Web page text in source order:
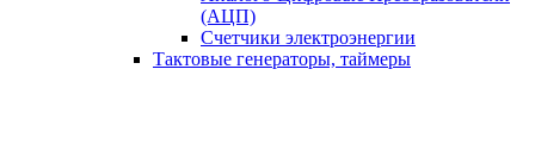
(АЦП)
Счетчики электроэнергии
Тактовые генераторы, таймеры